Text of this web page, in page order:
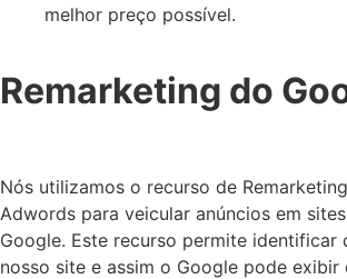
melhor preço possível.
Remarketing do
Nós utilizamos o recurso de
Adwords para veicular anúncios em
Google. Este recurso permite identificar
nosso site e assim o Google pode exibir